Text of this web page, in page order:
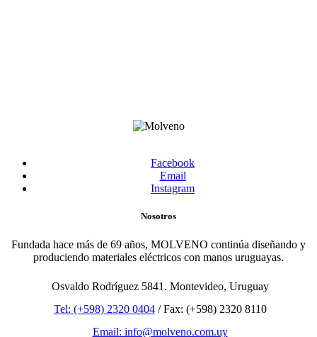
Facebook
Email
Instagram
Nosotros
Fundada hace más de 69 años, MOLVENO continúa diseñando y
produciendo materiales eléctricos con manos uruguayas.
Osvaldo Rodríguez 5841. Montevideo, Uruguay
Tel: (+598) 2320 0404/ Fax: (+598) 2320 8110
Email: info@molveno.com.uy